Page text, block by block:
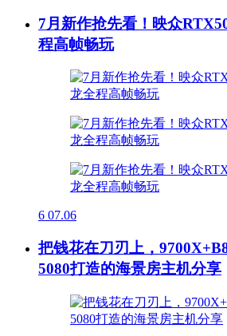
7月新作抢先看！映众
程高帧畅玩
6 07.06
把钱花在刀刃上，
5080打造的海景房主机分享